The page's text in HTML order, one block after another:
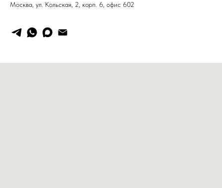
Москва, ул. Кольская, 2, корп. 6, офис 602